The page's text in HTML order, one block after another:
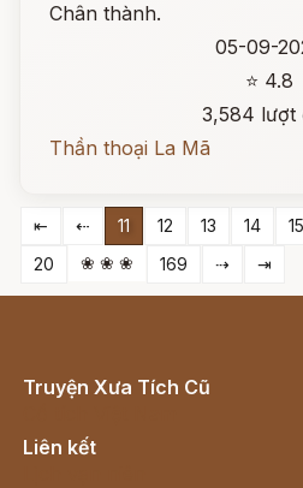
Chân thành.
05-09-
⭐ 4.8
3,584 lượt
Thần thoại La Mã
⇤ ⇠ 11 12 13 14 15
20
❀ ❀ ❀ 169 ⇢ ⇥
Truyện Xưa Tích Cũ
Liên kết